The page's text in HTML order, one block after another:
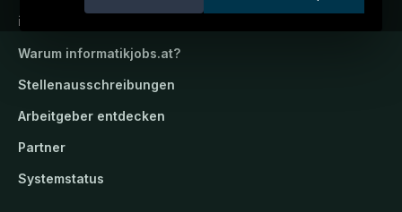
informatikjobs.at
Warum informatikjobs.at?
Stellenausschreibungen
Arbeitgeber entdecken
Partner
Systemstatus